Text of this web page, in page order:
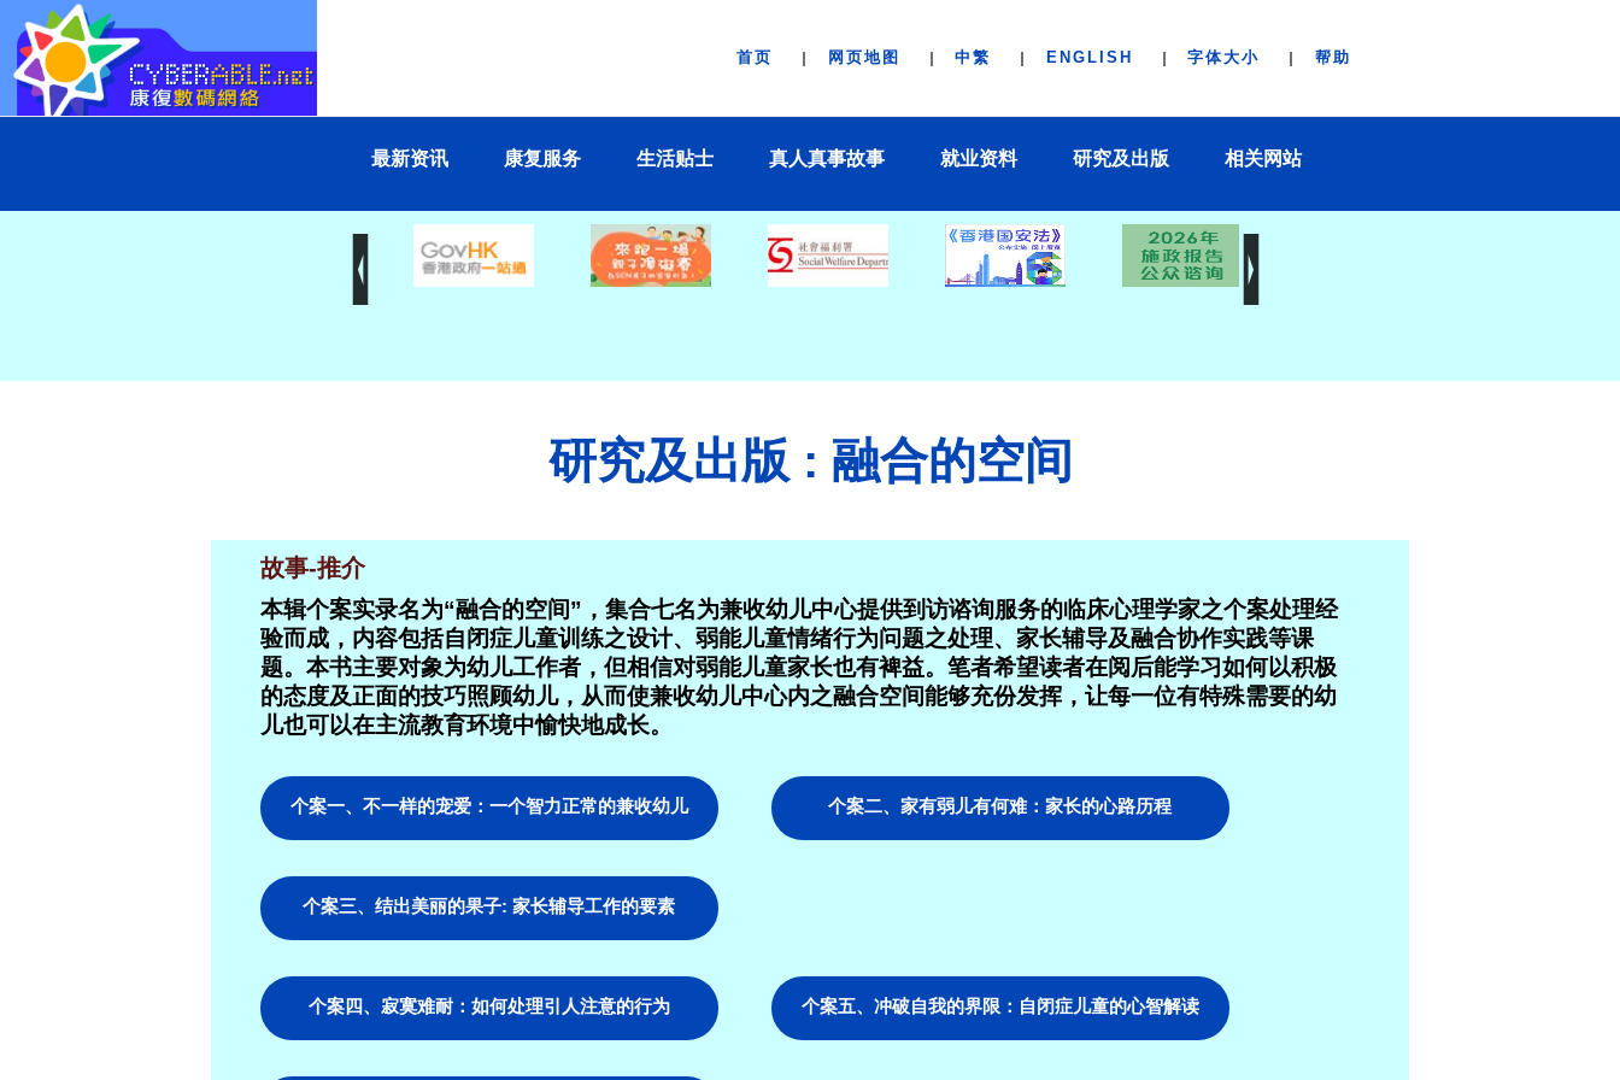
首页 网页地图 中繁 ENGLISH 字体大小 帮助
最新资讯 康复服务 生活贴士 真人真事故事 就业资料 研究及出版 相关网站
研究及出版 : 融合的空间
故事-推介
本辑个案实录名为“融合的空间”，集合七名为兼收幼儿中心提供到访谘询服务的临床心理学家之个案处理经
验而成，内容包括自闭症儿童训练之设计、弱能儿童情绪行为问题之处理、家长辅导及融合协作实践等课
题。本书主要对象为幼儿工作者，但相信对弱能儿童家长也有裨益。笔者希望读者在阅后能学习如何以积极
的态度及正面的技巧照顾幼儿，从而使兼收幼儿中心内之融合空间能够充份发挥，让每一位有特殊需要的幼
儿也可以在主流教育环境中愉快地成长。
个案一、不一样的宠爱：一个智力正常的兼收幼儿 个案二、家有弱儿有何难：家长的心路历程
个案三、结出美丽的果子: 家长辅导工作的要素
个案四、寂寞难耐：如何处理引人注意的行为 个案五、冲破自我的界限：自闭症儿童的心智解读